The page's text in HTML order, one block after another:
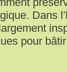
Dans
pour